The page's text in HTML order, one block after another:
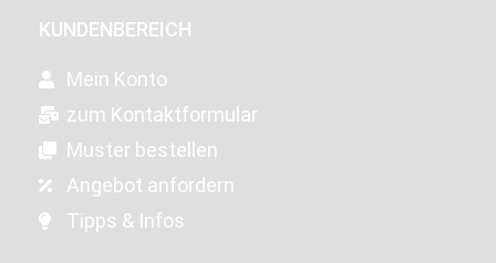
KUNDENBEREICH
Mein Konto
zum Kontaktformular
Muster bestellen
Angebot anfordern
Tipps & Infos